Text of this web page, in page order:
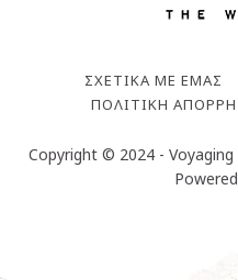
ΣΧΕΤΙΚΆ ΜΕ ΕΜΆΣ
ΠΟΛΙΤΙΚΉ
Copyright © 2024 -